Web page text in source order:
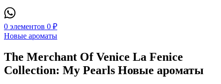
0 элементов 0 ₽
Новые ароматы
The Merchant Of Venice La Fenice
Collection: My Pearls Новые ароматы